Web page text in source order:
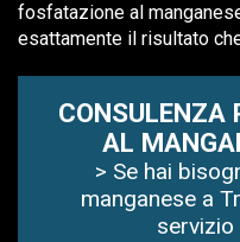
fosfatazione al
esattamente il risultato
CONSULENZA
AL
> Se hai
manganese a
servizio